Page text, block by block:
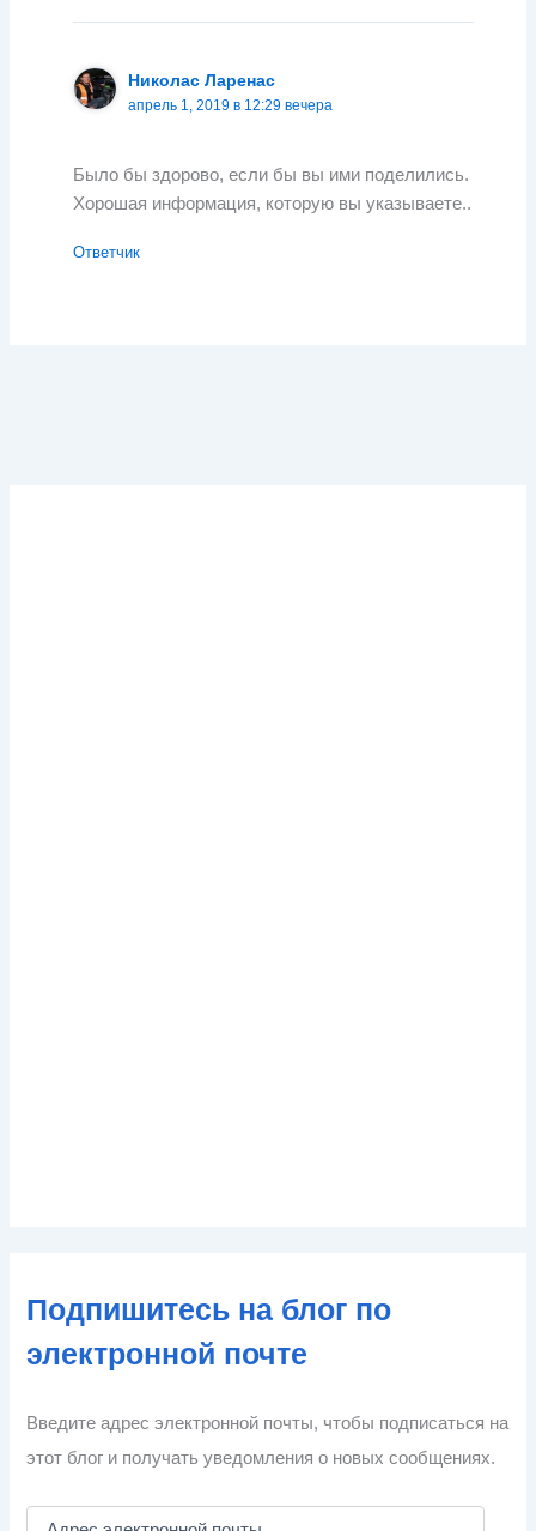
Николас Ларенас
апрель 1, 2019 в 12:29 вечера
Было бы здорово, если бы вы ими поделились.
Хорошая информация, которую вы указываете..
Ответчик
Подпишитесь на блог по
электронной почте
Введите адрес электронной почты, чтобы подписаться на
этот блог и получать уведомления о новых сообщениях.